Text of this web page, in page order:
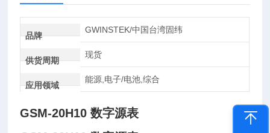
品牌
GWINSTEK/中国台湾固纬
供货周期
现货
应用领域
能源,电子/电池,综合
GSM-20H10 数字源表